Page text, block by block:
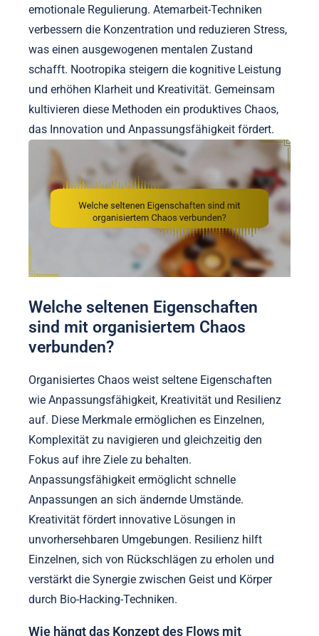
emotionale Regulierung. Atemarbeit-Techniken
verbessern die Konzentration und reduzieren Stress,
was einen ausgewogenen mentalen Zustand
schafft. Nootropika steigern die kognitive Leistung
und erhöhen Klarheit und Kreativität. Gemeinsam
kultivieren diese Methoden ein produktives Chaos,
das Innovation und Anpassungsfähigkeit fördert.
Welche seltenen Eigenschaften
sind mit organisiertem Chaos
verbunden?
Organisiertes Chaos weist seltene Eigenschaften
wie Anpassungsfähigkeit, Kreativität und Resilienz
auf. Diese Merkmale ermöglichen es Einzelnen,
Komplexität zu navigieren und gleichzeitig den
Fokus auf ihre Ziele zu behalten.
Anpassungsfähigkeit ermöglicht schnelle
Anpassungen an sich ändernde Umstände.
Kreativität fördert innovative Lösungen in
unvorhersehbaren Umgebungen. Resilienz hilft
Einzelnen, sich von Rückschlägen zu erholen und
verstärkt die Synergie zwischen Geist und Körper
durch Bio-Hacking-Techniken.
Wie hängt das Konzept des Flows mit